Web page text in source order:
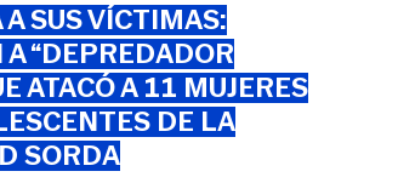
SUS VÍCTIMAS:
“DEPREDADOR
ATACÓ A 11 MUJERES
DE LA
SORDA